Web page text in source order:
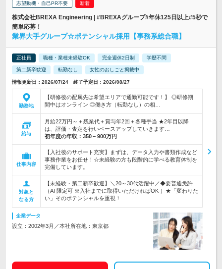
志望動機・自己PR不要
株式会社BREXA Engineering | #BREXAグループ#年休125日以上#5秒で
簡単応募！
業界大手グループ☆ポテンシャル採用【事務系総合職】
正社員 職種・業種未経験OK 完全週休2日制 学歴不問
第二新卒歓迎 転勤なし 女性のおしごと掲載中
情報更新日：2026/07/24 終了予定日：2026/08/27
勤務地
【研修後の配属先は希望エリアで通勤可能です！】 ◎研修期
間中はオンライン ◎働き方（転勤なし）の相…
給与
月給22万円～＋残業代＋賞与年2回＋各種手当 ★2年目以降
は、評価・査定を行いベースアップしていきます…
初年度の年収： 350～900万円
仕事内容
【入社後のサポート充実】まずは、データ入力や書類作成など
事務作業をお任せ！☆未経験の方も段階的に学べる教育体制を
完備しています。
対象と
なる方
【未経験・第二新卒歓迎】＼20～30代活躍中／◆要普通免許
（AT限定可 ※入社までに取得いただければOK ）★「変わりた
い」そのポテンシャルを重視！
企業データ
設立：2002年3月／本社所在地：東京都